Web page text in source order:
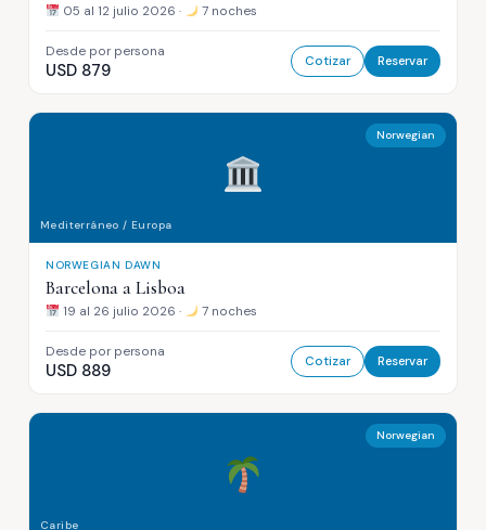
05 al 12 julio 2026 · 7 noches
Desde por persona
USD 879 Cotizar Reservar
Mediterráneo / Europa
Norwegian
NORWEGIAN DAWN
Barcelona a Lisboa
19 al 26 julio 2026 · 7 noches
Desde por persona
USD 889 Cotizar Reservar
Caribe
Norwegian